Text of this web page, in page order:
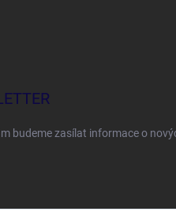
budeme zasílat informace o